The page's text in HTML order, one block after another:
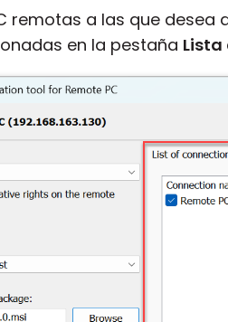
remotas a las que
en la pestaña Lista